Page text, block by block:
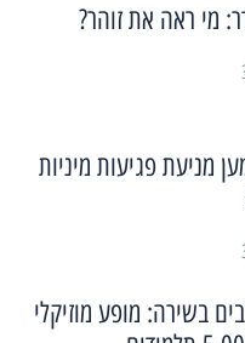
מי ראה את זוהר?
מניעת פגיעות מיניות
בשירה: מופע מוזיקלי